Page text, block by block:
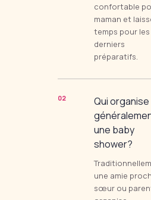
confortable
maman et
temps pour les
derniers
préparatifs.
02
Qui organise
une baby
shower?
une amie
sœur ou